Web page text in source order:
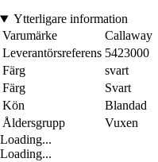
Ytterligare information
Varumärke
Callaway
Leverantörsreferens 5423000
Färg
svart
Färg
Svart
Kön
Blandad
Åldersgrupp
Vuxen
Loading...
Loading...